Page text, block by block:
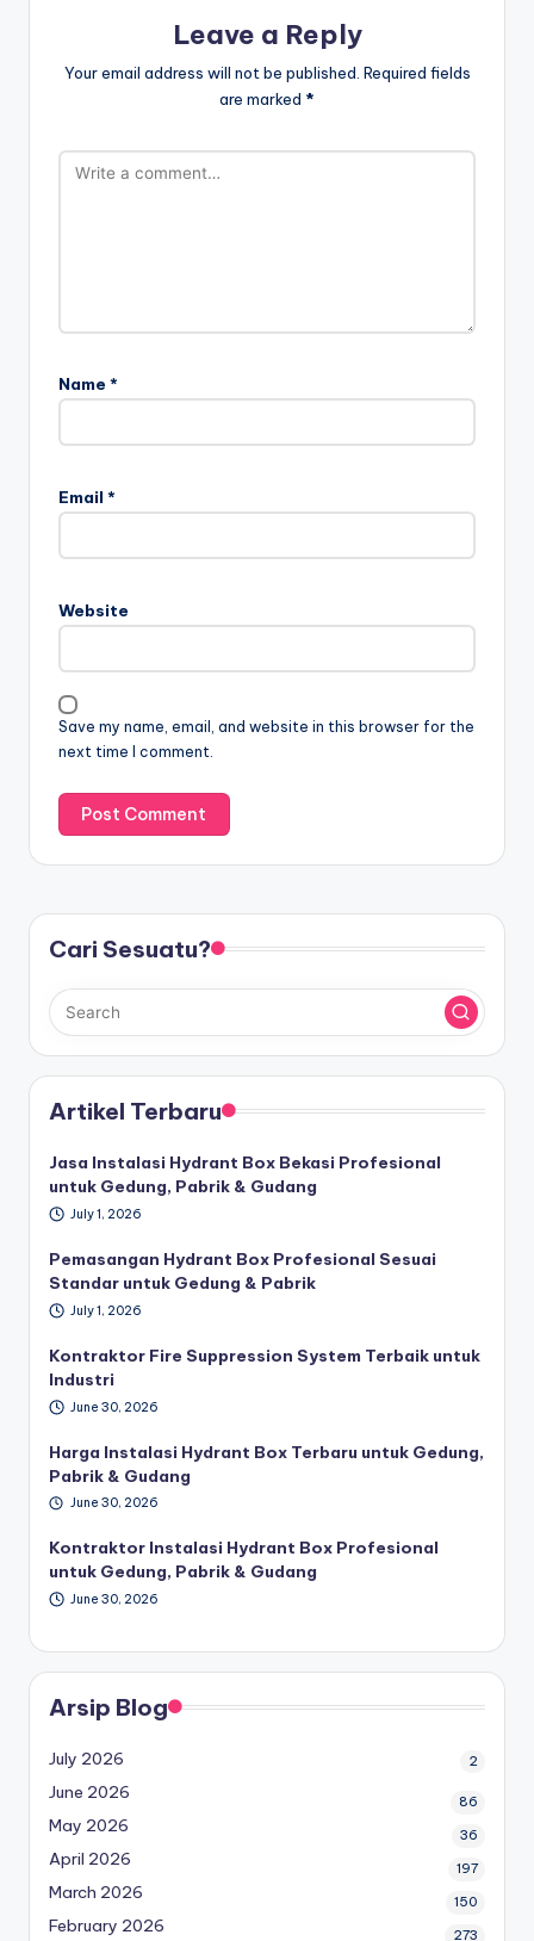
Leave a Reply
Your email address will not be published. Required fields
are marked *
Name *
Email *
Website
Save my name, email, and website in this browser for the
next time I comment.
Cari Sesuatu?
Artikel Terbaru
Jasa Instalasi Hydrant Box Bekasi Profesional
untuk Gedung, Pabrik & Gudang
July 1, 2026
Pemasangan Hydrant Box Profesional Sesuai
Standar untuk Gedung & Pabrik
July 1, 2026
Kontraktor Fire Suppression System Terbaik untuk
Industri
June 30, 2026
Harga Instalasi Hydrant Box Terbaru untuk Gedung,
Pabrik & Gudang
June 30, 2026
Kontraktor Instalasi Hydrant Box Profesional
untuk Gedung, Pabrik & Gudang
June 30, 2026
Arsip Blog
July 2026 2
June 2026 86
May 2026 36
April 2026 197
March 2026 150
February 2026 273